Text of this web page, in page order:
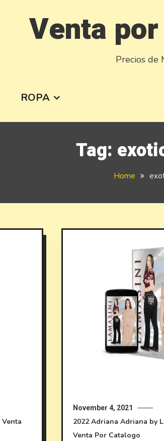
Venta
Precios de
ROPA
Tag:
Home
Venta
November 4, 2021
2022 Adriana Adriana by
Venta Por Catalogo